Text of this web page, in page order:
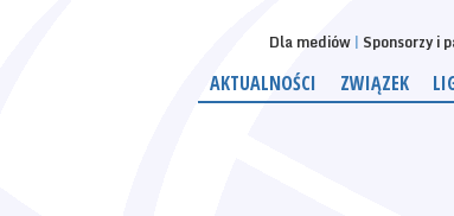
Dla mediów Sponsorzy i
AKTUALNOŚCI ZWIĄZEK